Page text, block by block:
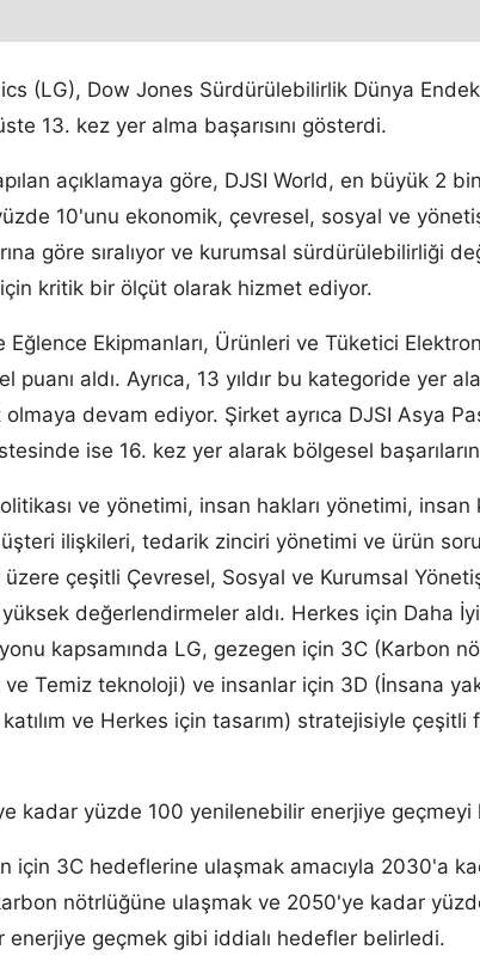
(LG), Dow Jones Sürdürülebilirlik Dünya
13. kez yer alma başarısını gösterdi.
açıklamaya göre, DJSI World, en büyük 2
10'unu ekonomik, çevresel, sosyal ve
göre sıralıyor ve kurumsal sürdürülebilirliği
için kritik bir ölçüt olarak hizmet ediyor.
Eğlence Ekipmanları, Ürünleri ve Tüketici
puanı aldı. Ayrıca, 13 yıldır bu kategoride yer
olmaya devam ediyor. Şirket ayrıca DJSI Asya
ise 16. kez yer alarak bölgesel
ve yönetimi, insan hakları yönetimi, insan
ilişkileri, tedarik zinciri yönetimi ve ürün
çeşitli Çevresel, Sosyal ve Kurumsal
değerlendirmeler aldı. Herkes için Daha
kapsamında LG, gezegen için 3C (Karbon
Temiz teknoloji) ve insanlar için 3D (İnsana
ve Herkes için tasarım) stratejisiyle çeşitli
kadar yüzde 100 yenilenebilir enerjiye geçmeyi
için 3C hedeflerine ulaşmak amacıyla 2030'a
nötrlüğüne ulaşmak ve 2050'ye kadar
enerjiye geçmek gibi iddialı hedefler belirledi.